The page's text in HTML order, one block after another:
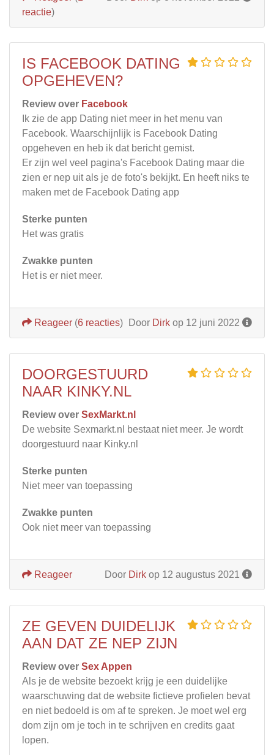
reactie)
IS FACEBOOK DATING
OPGEHEVEN?
Review over Facebook
Ik zie de app Dating niet meer in het menu van
Facebook. Waarschijnlijk is Facebook Dating
opgeheven en heb ik dat bericht gemist.
Er zijn wel veel pagina's Facebook Dating maar die
zien er nep uit als je de foto's bekijkt. En heeft niks te
maken met de Facebook Dating app
Sterke punten
Het was gratis
Zwakke punten
Het is er niet meer.
Door Dirk op 12 juni 2022
Reageer (6 reacties)
DOORGESTUURD
NAAR KINKY.NL
Review over SexMarkt.nl
De website Sexmarkt.nl bestaat niet meer. Je wordt
doorgestuurd naar Kinky.nl
Sterke punten
Niet meer van toepassing
Zwakke punten
Ook niet meer van toepassing
Door Dirk op 12 augustus 2021
Reageer
ZE GEVEN DUIDELIJK
AAN DAT ZE NEP ZIJN
Review over Sex Appen
Als je de website bezoekt krijg je een duidelijke
waarschuwing dat de website fictieve profielen bevat
en niet bedoeld is om af te spreken. Je moet wel erg
dom zijn om je toch in te schrijven en credits gaat
lopen.